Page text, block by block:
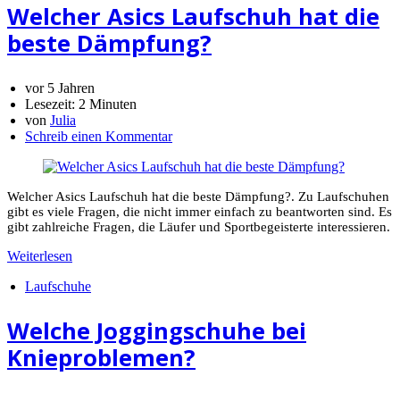
Welcher Asics Laufschuh hat die
beste Dämpfung?
vor 5 Jahren
Lesezeit: 2 Minuten
von Julia
Schreib einen Kommentar
Welcher Asics Laufschuh hat die beste Dämpfung?. Zu Laufschuhen
gibt es viele Fragen, die nicht immer einfach zu beantworten sind. Es
gibt zahlreiche Fragen, die Läufer und Sportbegeisterte interessieren.
Weiterlesen
Laufschuhe
Welche Joggingschuhe bei
Knieproblemen?